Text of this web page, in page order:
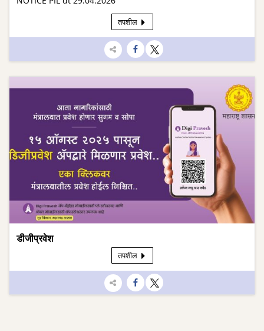
तपशील
सामायिक
डीजीप्रवेश
तपशील
सामायिक